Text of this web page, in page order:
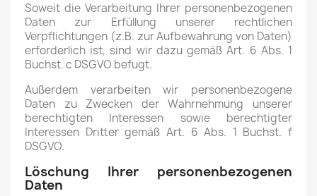
Soweit die Verarbeitung Ihrer personenbezogenen
Daten zur Erfüllung unserer rechtlichen
Verpflichtungen (z.B. zur Aufbewahrung von Daten)
erforderlich ist, sind wir dazu gemäß Art. 6 Abs. 1
Buchst. c DSGVO befugt.
Außerdem verarbeiten wir personenbezogene
Daten zu Zwecken der Wahrnehmung unserer
berechtigten Interessen sowie berechtigter
Interessen Dritter gemäß Art. 6 Abs. 1 Buchst. f
DSGVO.
Löschung Ihrer personenbezogenen
Daten